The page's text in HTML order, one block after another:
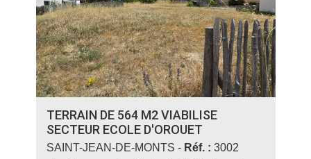
TERRAIN DE 564 M2 VIABILISE
SECTEUR ECOLE D'OROUET
SAINT-JEAN-DE-MONTS - Réf. : 3002